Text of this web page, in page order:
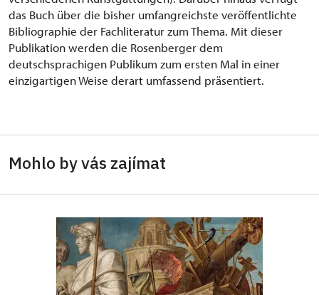
das Buch über die bisher umfangreichste veröffentlichte
Bibliographie der Fachliteratur zum Thema. Mit dieser
Publikation werden die Rosenberger dem
deutschsprachigen Publikum zum ersten Mal in einer
einzigartigen Weise derart umfassend präsentiert.
Mohlo by vás zajímat